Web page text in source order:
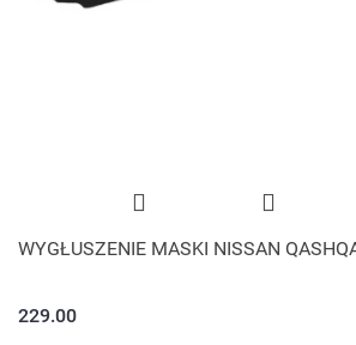
WYGŁUSZENIE MASKI NISSAN
229.00